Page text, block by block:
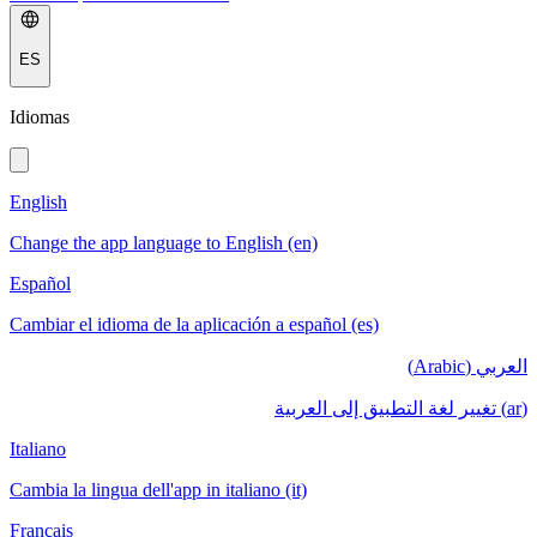
ES
Idiomas
English
Change the app language to English (en)
Español
Cambiar el idioma de la aplicación a español (es)
العربي (Arabic)
(ar) تغيير لغة التطبيق إلى العربية
Italiano
Cambia la lingua dell'app in italiano (it)
Français